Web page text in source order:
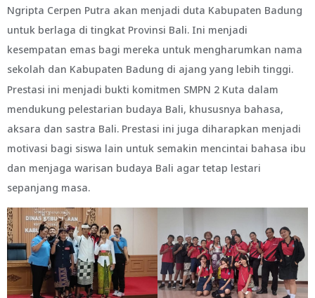
Ngripta Cerpen Putra akan menjadi duta Kabupaten Badung
untuk berlaga di tingkat Provinsi Bali. Ini menjadi
kesempatan emas bagi mereka untuk mengharumkan nama
sekolah dan Kabupaten Badung di ajang yang lebih tinggi.
Prestasi ini menjadi bukti komitmen SMPN 2 Kuta dalam
mendukung pelestarian budaya Bali, khususnya bahasa,
aksara dan sastra Bali. Prestasi ini juga diharapkan menjadi
motivasi bagi siswa lain untuk semakin mencintai bahasa ibu
dan menjaga warisan budaya Bali agar tetap lestari
sepanjang masa.